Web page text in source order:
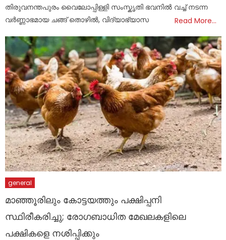
തിരുവനന്തപുരം വൈലോപ്പിള്ളി സംസ്കൃതി ഭവനിൽ വച്ച് നടന്ന
വർണ്ണാഭമായ ചങ്ങ് തൊഴിൽ, വിദ്യാഭ്യാസ
Read More…
general
മാഞ്ഞൂരിലും കോട്ടയത്തും പക്ഷിപ്പനി
സ്ഥിരീകരിച്ചു; രോഗബാധിത മേഖലകളിലെ
പക്ഷികളെ നശിപ്പിക്കും